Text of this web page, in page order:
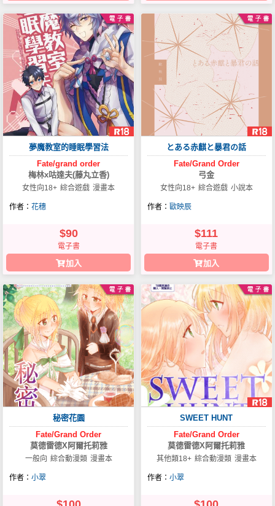
夢魔教室的睡眠學習法
Fate/grand order
梅林x咕達夫(藤丸立香)
女性向18+ 綜合遊戲 漫畫本
作者：花穗
$90
電子書
加入
とある赤麒と暴君の話
Fate/Grand Order
弓金
女性向18+ 綜合遊戲 小說本
作者： 歐映辰
$111
電子書
加入
秘密花園
Fate/Grand Order
莫德雷德X阿爾托莉雅
一般向 綜合動漫類 漫畫本
作者：小翠
SWEET HUNT
Fate/Grand Order
莫德雷德X阿爾托莉雅
其他類18+ 綜合動漫類 漫畫本
作者： 小翠